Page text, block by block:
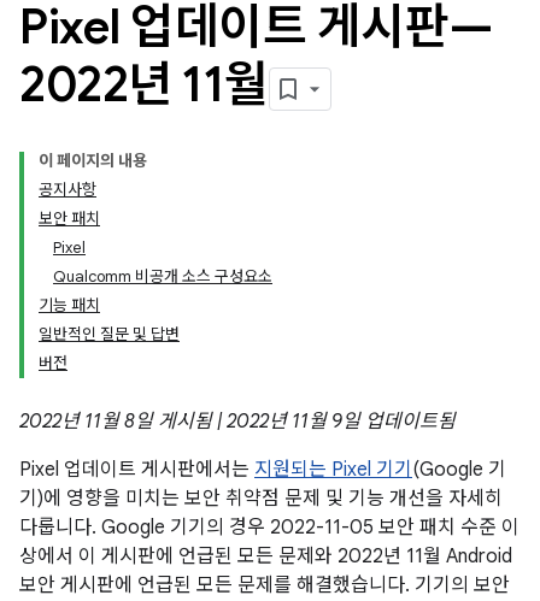
Pixel 업데이트 게시판—
2022년 11월
이 페이지의 내용
공지사항
보안 패치
Pixel
Qualcomm 비공개 소스 구성요소
기능 패치
일반적인 질문 및 답변
버전
2022년 11월 8일 게시됨 | 2022년 11월 9일 업데이트됨
Pixel 업데이트 게시판에서는 지원되는 Pixel 기기 (Google 기
기)에 영향을 미치는 보안 취약점 문제 및 기능 개선을 자세히
다룹니다. Google 기기의 경우 2022-11-05 보안 패치 수준 이
상에서 이 게시판에 언급된 모든 문제와 2022년 11월 Android
보안 게시판에 언급된 모든 문제를 해결했습니다. 기기의 보안